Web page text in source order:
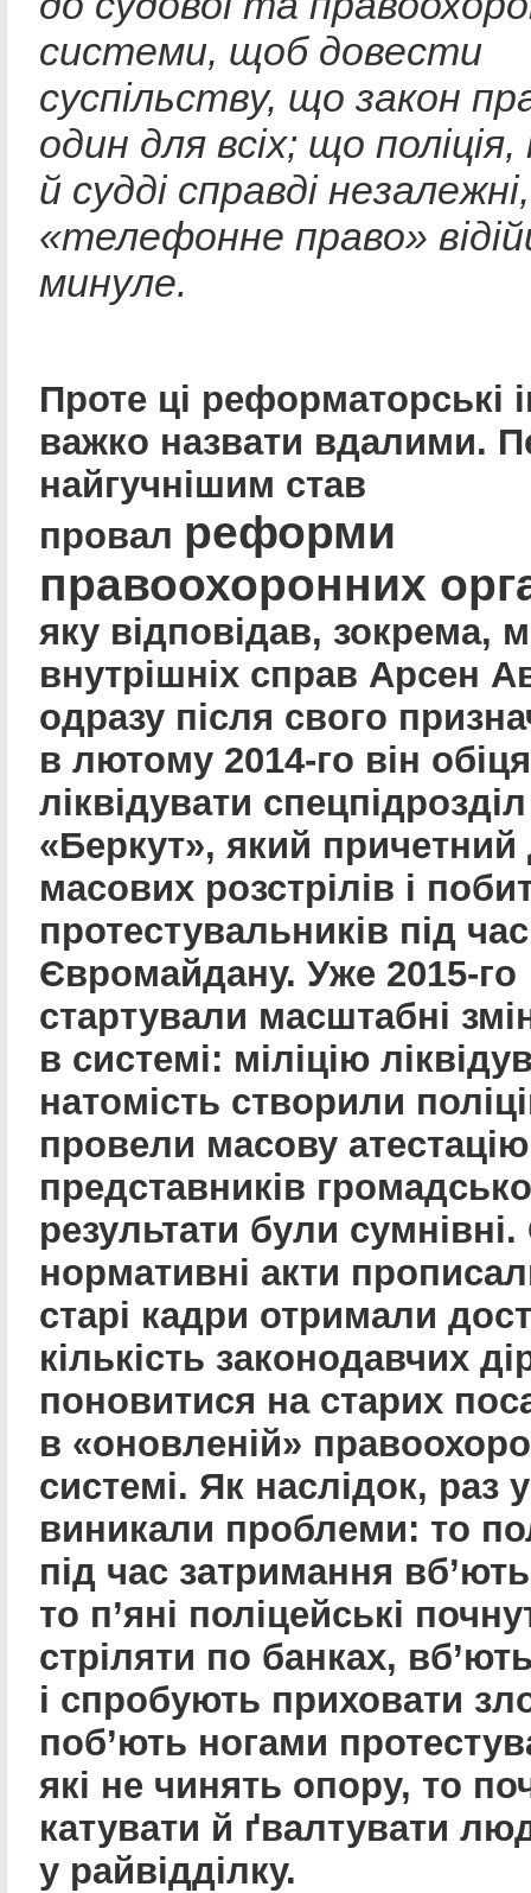
системи, щоб довести
суспільству, що закон
один для всіх; що
й судді справді
«телефонне право»
минуле.
Проте ці реформаторські
важко назвати вдалими.
найгучнішим став
провал реформи
правоохоронних
яку відповідав, зокрема,
внутрішніх справ Арсен
одразу після свого
в лютому 2014-го він
ліквідувати спецпідрозділ
«Беркут», який причетний
масових розстрілів і
протестувальників під час
Євромайдану. Уже 2015-го
стартували масштабні
в системі: міліцію
натомість створили
провели масову
представників
результати були
нормативні акти
старі кадри отримали
кількість законодавчих
поновитися на старих
в «оновленій»
системі. Як наслідок, раз
виникали проблеми: то
під час затримання
то п’яні поліцейські
стріляти по банках,
і спробують приховати
поб’ють ногами
які не чинять опору, то
катувати й ґвалтувати
у райвідділку.